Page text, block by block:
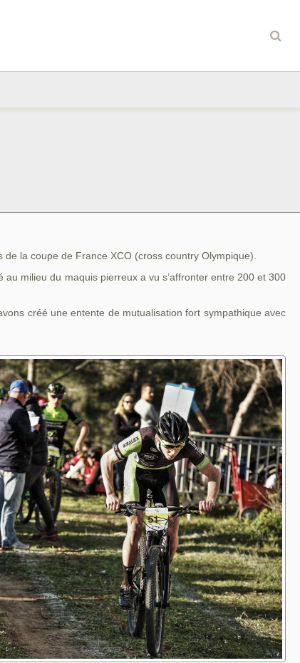
la coupe de France XCO (cross country Olympique).
milieu du maquis pierreux a vu s’affronter entre 200 et 300
créé une entente de mutualisation fort sympathique avec